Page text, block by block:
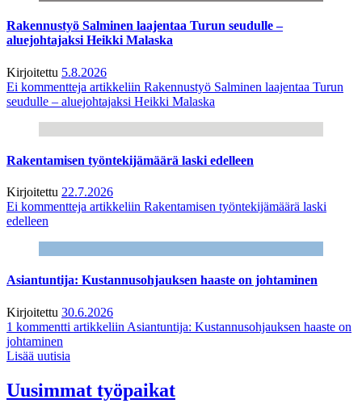
Rakennustyö Salminen laajentaa Turun seudulle –
aluejohtajaksi Heikki Malaska
Kirjoitettu 5.8.2026
Ei kommentteja artikkeliin Rakennustyö Salminen laajentaa Turun
seudulle – aluejohtajaksi Heikki Malaska
Rakentamisen työntekijämäärä laski edelleen
Kirjoitettu 22.7.2026
Ei kommentteja artikkeliin Rakentamisen työntekijämäärä laski
edelleen
Asiantuntija: Kustannusohjauksen haaste on johtaminen
Kirjoitettu 30.6.2026
1 kommentti artikkeliin Asiantuntija: Kustannusohjauksen haaste on
johtaminen
Lisää uutisia
Uusimmat työpaikat